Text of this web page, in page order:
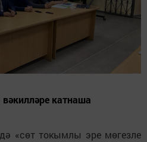
катнаша
«сөт токымлы эре мөгезле